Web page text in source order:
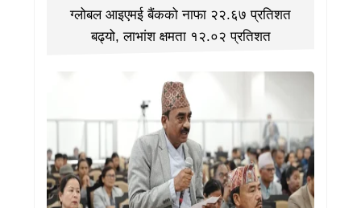
ग्लोबल आइएमई बैंकको नाफा २२.६७ प्रतिशत
बढ्यो, लाभांश क्षमता १२.०२ प्रतिशत